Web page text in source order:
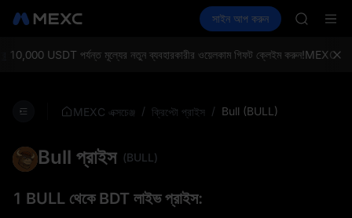
স্পট ফিউচার SPCX আয় করুন
সাইন আপ করুন
ACE
SPCX
USDT পর্যন্ত মূল্যের নতুন ব্যবহারকারীর ওয়েলকাম গিফট ক্লেইম করুন!MEXC
MEXC এক্সচেঞ্জ / ক্রিপ্টো প্রাইস / Bull (BULL)
Bull প্রাইস (BULL)
1 BULL থেকে BDT লাইভ প্রাইস: